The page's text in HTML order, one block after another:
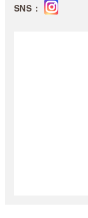
SNS：